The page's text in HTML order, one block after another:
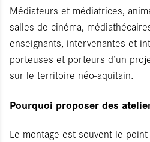
Médiateurs et médiatrices,
salles de cinéma,
enseignants, intervenantes et
porteuses et porteurs d’un
sur le territoire néo-aquitain.
Pourquoi proposer des
Le montage est souvent le